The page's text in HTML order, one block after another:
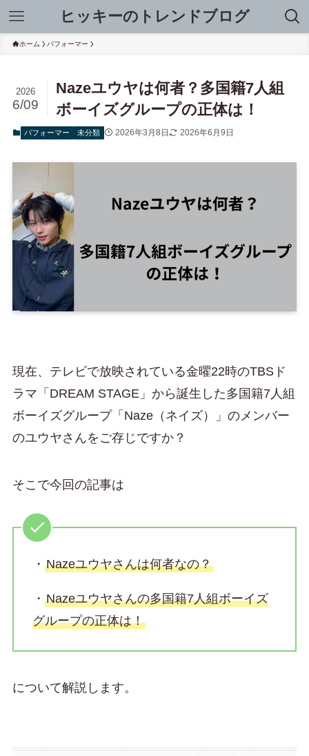
ヒッキーのトレンドブログ
ホーム パフォーマー
Nazeユウヤは何者？多国籍7人組
ボーイズグループの正体は！
2026
6/09
パフォーマー 未分類 2026年3月8日 2026年6月9日
現在、テレビで放映されている金曜22時のTBSド
ラマ「DREAM STAGE」から誕生した多国籍7人組
ボーイズグループ「Naze（ネイズ）」のメンバー
のユウヤさんをご存じですか？
そこで今回の記事は
・ Nazeユウヤさんは何者なの？
・ Nazeユウヤさんの多国籍7人組ボーイズ
グループの正体は！
について解説します。